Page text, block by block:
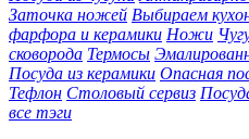
Заточка ножей Выбираем
фарфора и керамики Ножи
сковорода Термосы
Посуда из керамики Опасная
Тефлон Столовый сервиз
все тэги